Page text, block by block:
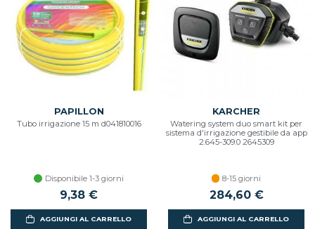
PAPILLON
Tubo irrigazione 15 m d041810016
Disponibile 1-3 giorni
9,38 €
AGGIUNGI AL CARRELLO
KARCHER
Watering system duo smart kit per
sistema d'irrigazione gestibile da app
2.645-309.0 2645309
8-15 giorni
284,60 €
AGGIUNGI AL CARRELLO